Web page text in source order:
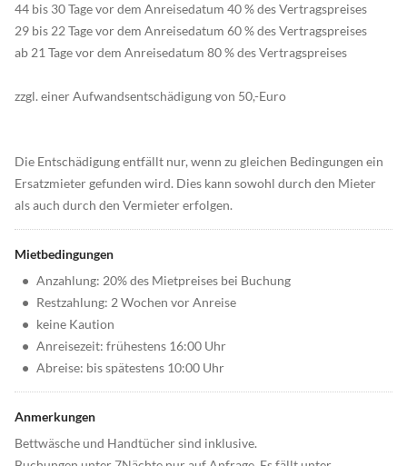
44 bis 30 Tage vor dem Anreisedatum 40 % des Vertragspreises
29 bis 22 Tage vor dem Anreisedatum 60 % des Vertragspreises
ab 21 Tage vor dem Anreisedatum 80 % des Vertragspreises
zzgl. einer Aufwandsentschädigung von 50,-Euro
Die Entschädigung entfällt nur, wenn zu gleichen Bedingungen ein
Ersatzmieter gefunden wird. Dies kann sowohl durch den Mieter
als auch durch den Vermieter erfolgen.
Mietbedingungen
• Anzahlung: 20% des Mietpreises bei Buchung
• Restzahlung: 2 Wochen vor Anreise
• keine Kaution
• Anreisezeit: frühestens 16:00 Uhr
• Abreise: bis spätestens 10:00 Uhr
Anmerkungen
Bettwäsche und Handtücher sind inklusive.